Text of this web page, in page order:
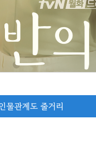
물관계도 줄거리